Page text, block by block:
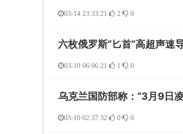
03-14 23:33:21 2 0
六枚俄罗斯“匕首”高超声速
03-10 06:06:21 1 0
乌克兰国防部称：“3月9日
03-10 02:37:32 0 0